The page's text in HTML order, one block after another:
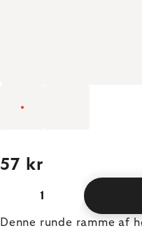
57 kr
Denne runde ramme af